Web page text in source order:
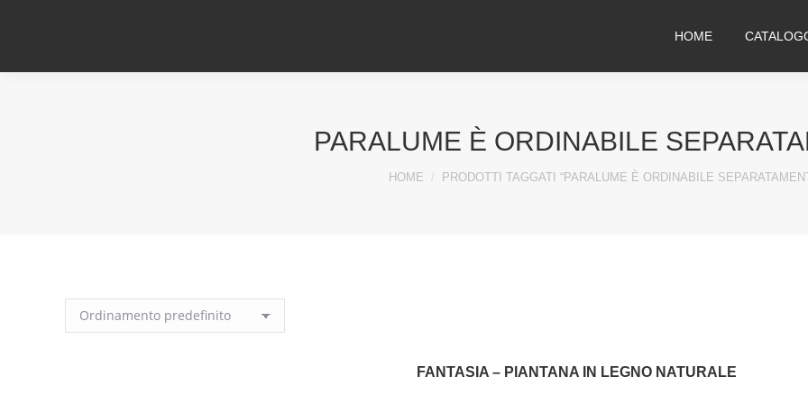
HOME
PARALUME È ORDINABILE
You are here:
HOME PRODOTTI TAGGATI “PARALUME È ORDINABILE
FANTASIA – PIANTANA IN LEGNO NATURALE